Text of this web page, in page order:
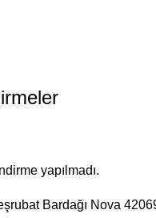
yapılmadı.
Bardağı Nova